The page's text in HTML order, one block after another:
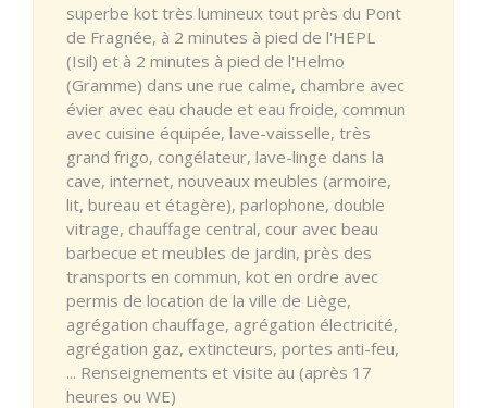
superbe kot très lumineux tout près du Pont
de Fragnée, à 2 minutes à pied de l'HEPL
(Isil) et à 2 minutes à pied de l'Helmo
(Gramme) dans une rue calme, chambre avec
évier avec eau chaude et eau froide, commun
avec cuisine équipée, lave-vaisselle, très
grand frigo, congélateur, lave-linge dans la
cave, internet, nouveaux meubles (armoire,
lit, bureau et étagère), parlophone, double
vitrage, chauffage central, cour avec beau
barbecue et meubles de jardin, près des
transports en commun, kot en ordre avec
permis de location de la ville de Liège,
agrégation chauffage, agrégation électricité,
agrégation gaz, extincteurs, portes anti-feu,
... Renseignements et visite au (après 17
heures ou WE)